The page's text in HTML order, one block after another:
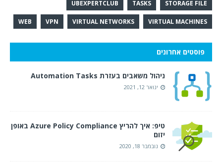
STORAGE FILE
TASKS
UBEXPERTCLUB
VIRTUAL MACHINES
VIRTUAL NETWORKS
VPN
WEB
פוסטים אחרונים
ניהול משאבים בעזרת Automation Tasks
ינואר 12, 2021
טיפ: איך להריץ Azure Policy Compliance באופן
יזום
נובמבר 18, 2020